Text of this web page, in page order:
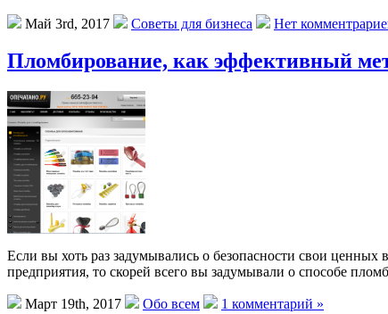
Май 3rd, 2017 Советы для бизнеса Нет
Пломбирование, как эффективный
Если вы хоть раз задумывались о безопасности свои
предприятия, то скорей всего вы задумывали о способе
Март 19th, 2017 Обо всем 1 комментарий »